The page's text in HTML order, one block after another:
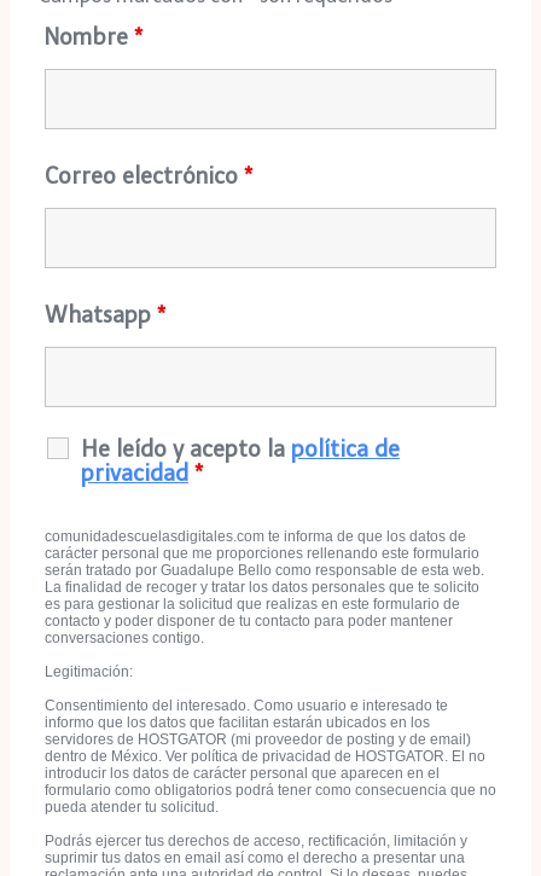
Nombre *
Correo electrónico *
Whatsapp *
He leído y acepto la política de
privacidad *
comunidadescuelasdigitales.com te informa de que los datos de
carácter personal que me proporciones rellenando este formulario
serán tratado por Guadalupe Bello como responsable de esta web.
La finalidad de recoger y tratar los datos personales que te solicito
es para gestionar la solicitud que realizas en este formulario de
contacto y poder disponer de tu contacto para poder mantener
conversaciones contigo.
Legitimación:
Consentimiento del interesado. Como usuario e interesado te
informo que los datos que facilitan estarán ubicados en los
servidores de HOSTGATOR (mi proveedor de posting y de email)
dentro de México. Ver política de privacidad de HOSTGATOR. El no
introducir los datos de carácter personal que aparecen en el
formulario como obligatorios podrá tener como consecuencia que no
pueda atender tu solicitud.
Podrás ejercer tus derechos de acceso, rectificación, limitación y
suprimir tus datos en email así como el derecho a presentar una